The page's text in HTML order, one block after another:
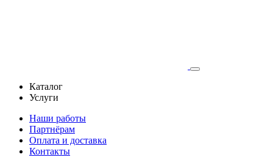
Каталог
Услуги
Наши работы
Партнёрам
Оплата и доставка
Контакты